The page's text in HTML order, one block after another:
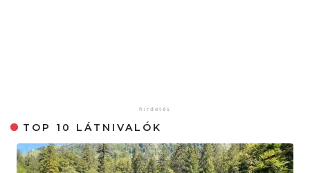
TOP 10 LÁTNIVALÓK